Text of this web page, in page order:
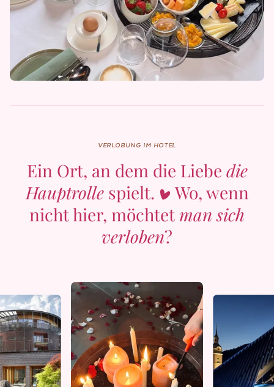
VERLOBUNG IM HOTEL
Ein Ort, an dem die Liebe die
Hauptrollespielt.
Wo, wenn
nicht hier, möchtet man sich
verloben?